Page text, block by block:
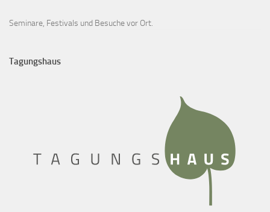
Seminare, Festivals und Besuche vor Ort.
Tagungshaus